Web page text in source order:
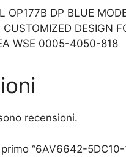
OP177B DP BLUE
DESIGN
WSE 0005-4050-818
recensioni.
“6AV6642-5DC10-